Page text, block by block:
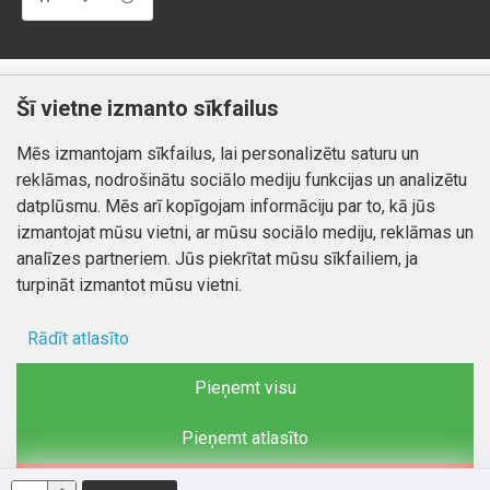
Klientiem
Kontakti
Preču atgriešana
Mans profils
Mans profils
Pasūtījumi
Piegāde un apmaksa
Atteikuma tiesības
Privātuma politika
Kontakti
Autortiesības © 2026, www.autobode.lv, Visas tiesības
Šī vietne izmanto sīkfailus
Mēs izmantojam sīkfailus, lai personalizētu saturu un
reklāmas, nodrošinātu sociālo mediju funkcijas un analizētu
datplūsmu. Mēs arī kopīgojam informāciju par to, kā jūs
izmantojat mūsu vietni, ar mūsu sociālo mediju, reklāmas un
analīzes partneriem. Jūs piekrītat mūsu sīkfailiem, ja
turpināt izmantot mūsu vietni.
Rādīt atlasīto
Reklāmas personalizēšana
Pieņemt visu
Pieņemt atlasīto